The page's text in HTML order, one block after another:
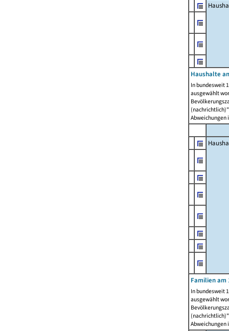
Haushalte
In bundesweit
ausgewählt
Abweichungen
Familien am
In bundesweit
ausgewählt
Abweichungen